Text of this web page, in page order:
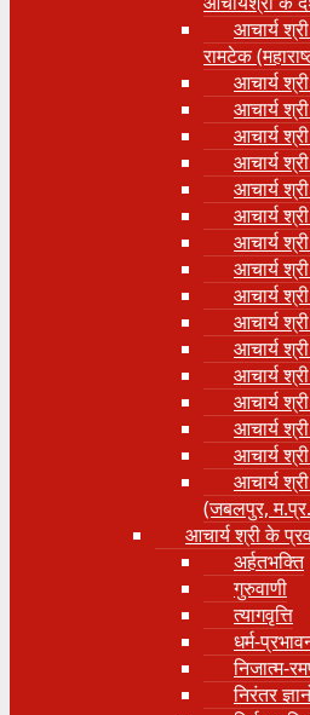
आचार्य
रामटेक
आचार्य
आचार्य
आचार्य
आचार्य
आचार्य
आचार्य
आचार्य
आचार्य
आचार्य
आचार्य
आचार्य
आचार्य
आचार्य
आचार्य
आचार्य
आचार्य
(जबलपुर,
आचार्य श्री के
अर्हतभक्ति
गुरुवाणी
त्यागवृत्ति
धर्म-
निजात्म-
निरंतर